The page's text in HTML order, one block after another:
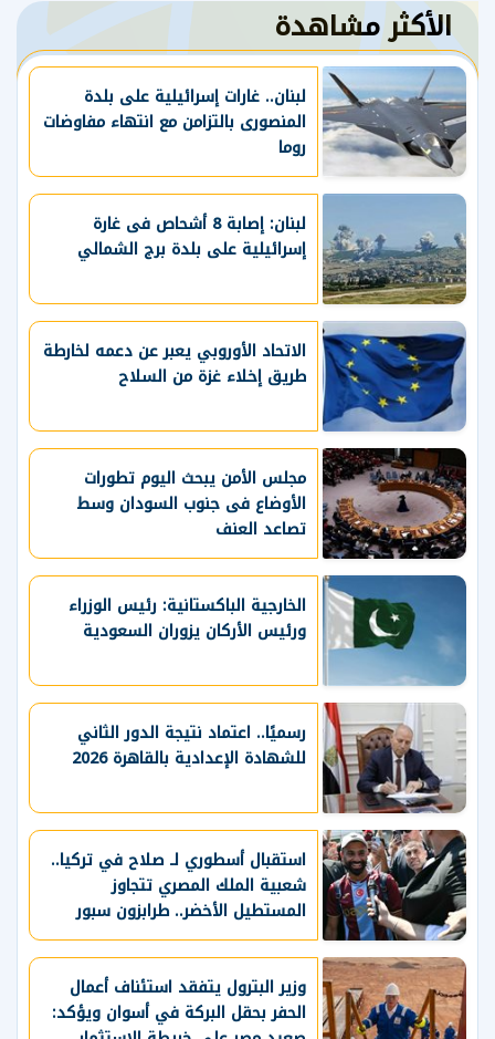
الأكثر مشاهدة
لبنان.. غارات إسرائيلية على بلدة
المنصورى بالتزامن مع انتهاء مفاوضات
روما
لبنان: إصابة 8 أشحاص فى غارة
إسرائيلية على بلدة برج الشمالي
الاتحاد الأوروبي يعبر عن دعمه لخارطة
طريق إخلاء غزة من السلاح
مجلس الأمن يبحث اليوم تطورات
الأوضاع فى جنوب السودان وسط
تصاعد العنف
الخارجية الباكستانية: رئيس الوزراء
ورئيس الأركان يزوران السعودية
رسميًا.. اعتماد نتيجة الدور الثاني
للشهادة الإعدادية بالقاهرة 2026
استقبال أسطوري لـ صلاح في تركيا..
شعبية الملك المصري تتجاوز
المستطيل الأخضر.. طرابزون سبور
يسعي لاستعادة لقب الدوري التركي
وتعزيز حظوظه في المنافسات
الأوروبية
وزير البترول يتفقد استئناف أعمال
الحفر بحقل البركة في أسوان ويؤكد: